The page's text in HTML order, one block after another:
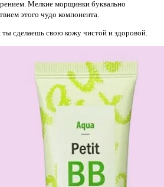
Мелкие морщинки буквально
этого чудо компонента.
сделаешь свою кожу чистой и здоровой.